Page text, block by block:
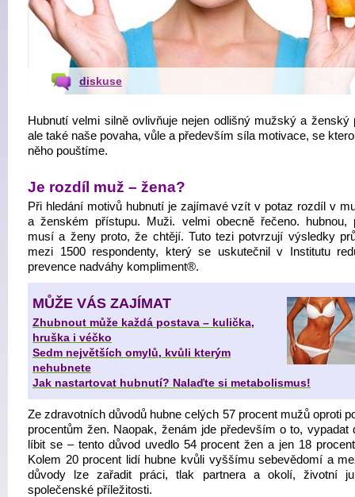
diskuse
Hubnutí velmi silně ovlivňuje nejen odlišný mužský a ženský
ale také naše povaha, vůle a především síla motivace, se
něho pouštíme.
Je rozdíl muž – žena?
Při hledání motivů hubnutí je zajímavé vzít v potaz rozdíl v
a ženském přístupu. Muži. velmi obecně řečeno. hubnou,
musí a ženy proto, že chtějí. Tuto tezi potvrzují výsledky
mezi 1500 respondenty, který se uskutečnil v Institutu
prevence nadváhy kompliment®.
MŮŽE VÁS ZAJÍMAT
Zhubnout může každá postava – kulička,
hruška i véčko
Sedm největších omylů, kvůli kterým
nehubnete
Jak nastartovat hubnutí? Nalaďte si metabolismus!
Ze zdravotních důvodů hubne celých 57 procent mužů oproti
procentům žen. Naopak, ženám jde především o to, vypadat
líbit se – tento důvod uvedlo 54 procent žen a jen 18
Kolem 20 procent lidí hubne kvůli vyššímu sebevědomí a
důvody lze zařadit práci, tlak partnera a okolí, životní
společenské příležitosti.